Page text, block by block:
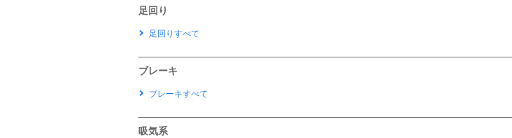
足回り
足回りすべて
ブレーキ
ブレーキすべて
吸気系